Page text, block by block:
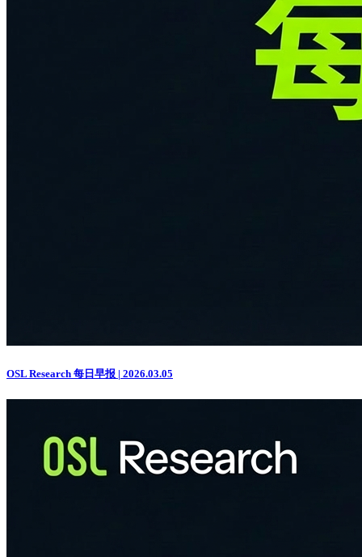
OSL Research 每日早报 | 2026.03.05